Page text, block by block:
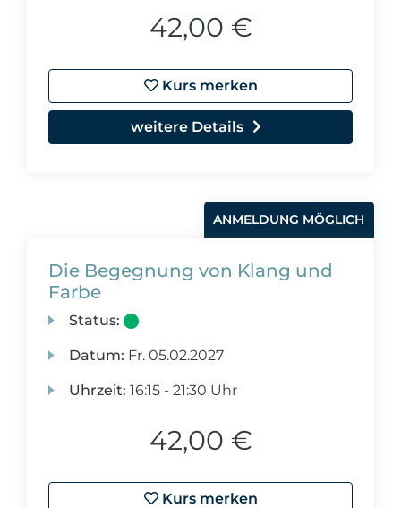
42,00 €
Kurs merken
weitere Details
ANMELDUNG MÖGLICH
Die Begegnung von Klang und
Farbe
Status:
Datum: Fr. 05.02.2027
Uhrzeit: 16:15 - 21:30 Uhr
42,00 €
Kurs merken